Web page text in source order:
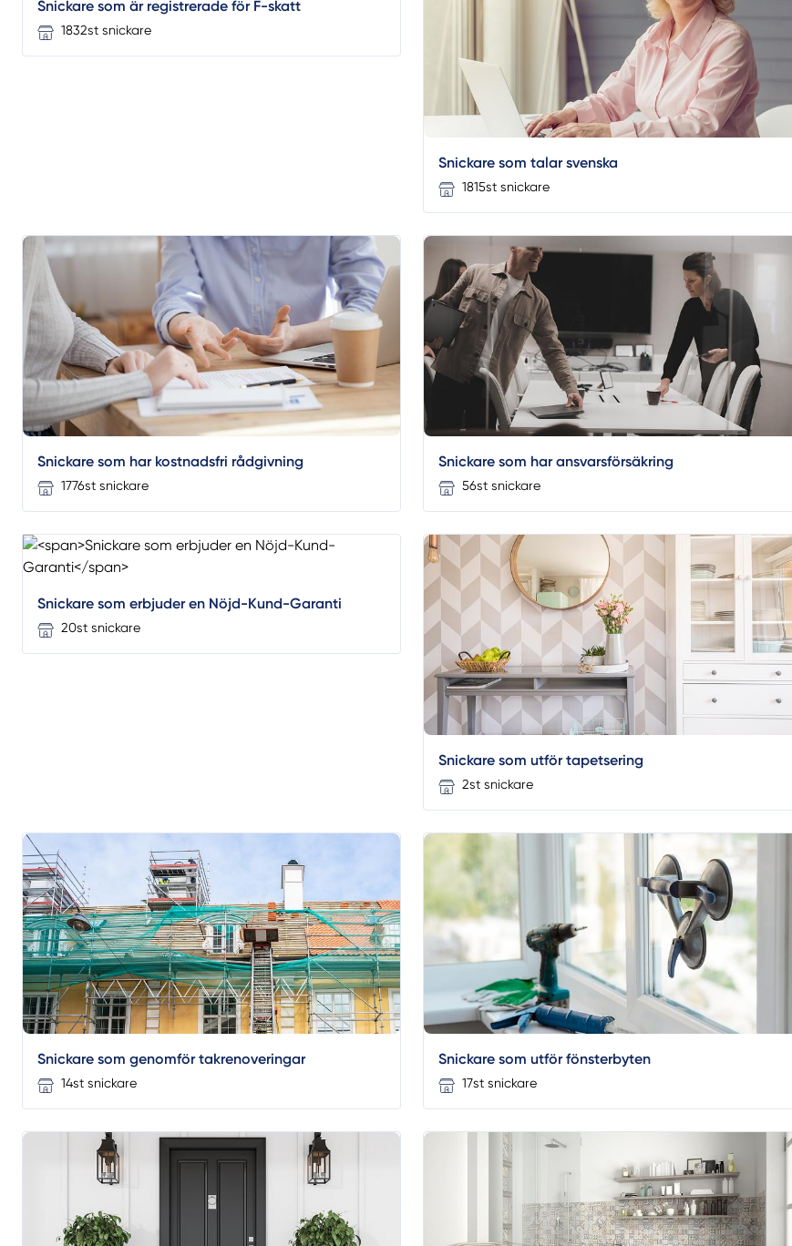
Snickare som är registrerade för F-skatt
1832st snickare
Snickare som talar svenska
1815st snickare
Snickare som har kostnadsfri rådgivning
1776st snickare
Snickare som har ansvarsförsäkring
56st snickare
Snickare som erbjuder en Nöjd-Kund-Garanti
20st snickare
Snickare som utför tapetsering
2st snickare
Snickare som genomför takrenoveringar
14st snickare
Snickare som utför fönsterbyten
17st snickare